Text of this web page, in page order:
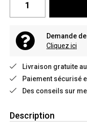
Demande
Cliquez ici
Livraison gratuite
Paiement sécurisé
Des conseils sur
Description